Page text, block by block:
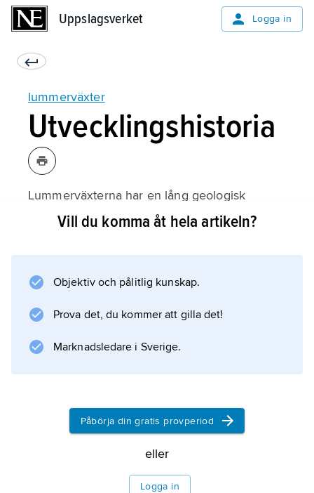
Uppslagsverket Logga in
lummerväxter
Utvecklingshistoria
Lummerväxterna har en lång geologisk
historia. De anses ha utvecklats under devon
Zosterophyllales
, som omfattar enbart utdöda former från
största artrikedomen under karbon och var ett
Information om artikeln
Vill du komma åt hela artikeln?
Objektiv och pålitlig kunskap.
Prova det, du kommer att gilla det!
Marknadsledare i Sverige.
Påbörja din gratis provperiod
eller
Logga in